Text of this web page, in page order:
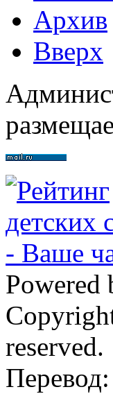
Архив
Вверх
Powered
reserved.
Перевод: